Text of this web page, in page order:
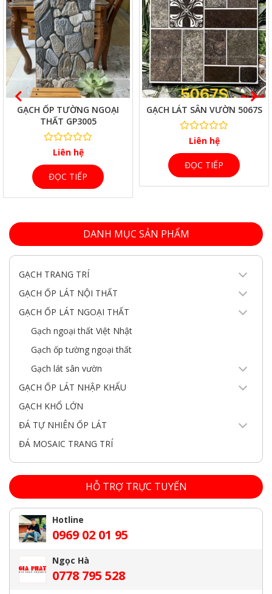
GẠCH ỐP TƯỜNG NGOẠI
THẤT GP3005
Liên hệ
ĐỌC TIẾP
XEM NHANH
GẠCH LÁT SÂN VƯỜN 5067S
Liên hệ
ĐỌC TIẾP
XEM NHANH
DANH MỤC SẢN PHẨM
GẠCH TRANG TRÍ
GẠCH ỐP LÁT NỘI THẤT
GẠCH ỐP LÁT NGOẠI THẤT
Gạch ngoại thất Việt Nhật
Gạch ốp tường ngoại thất
Gạch lát sân vườn
GẠCH ỐP LÁT NHẬP KHẨU
GẠCH KHỔ LỚN
ĐÁ TỰ NHIÊN ỐP LÁT
ĐÁ MOSAIC TRANG TRÍ
HỖ TRỢ TRỰC TUYẾN
Hotline
0969 02 01 95
Ngọc Hà
0778 795 528